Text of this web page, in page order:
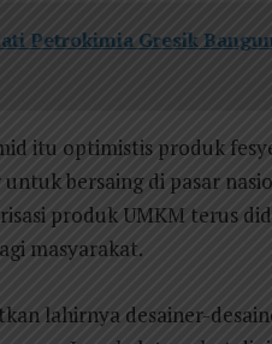
Petrokimia Gresik
itu optimistis produk
bersaing di pasar
produk UMKM terus
masyarakat.
lahirnya desainer-